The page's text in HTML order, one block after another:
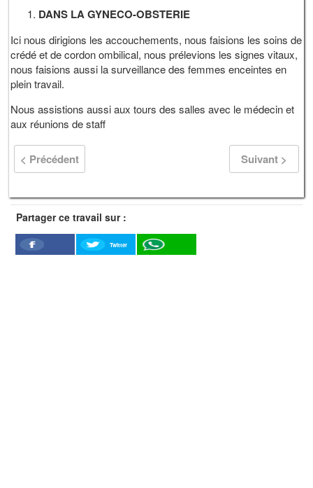
DANS LA GYNECO-OBSTERIE
Ici nous dirigions les accouchements, nous faisions les soins de
crédé et de cordon ombilical, nous prélevions les signes vitaux,
nous faisions aussi la surveillance des femmes enceintes en
plein travail.
Nous assistions aussi aux tours des salles avec le médecin et
aux réunions de staff
< Précédent Suivant >
Partager ce travail sur :
Facebook
Twitter